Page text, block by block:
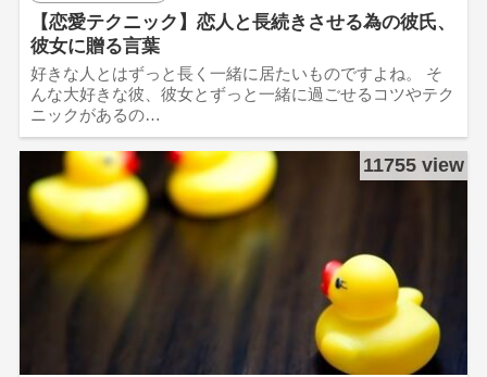
【恋愛テクニック】恋人と長続きさせる為の彼氏、
彼女に贈る言葉
好きな人とはずっと長く一緒に居たいものですよね。 そ
んな大好きな彼、彼女とずっと一緒に過ごせるコツやテク
ニックがあるの…
11755 view